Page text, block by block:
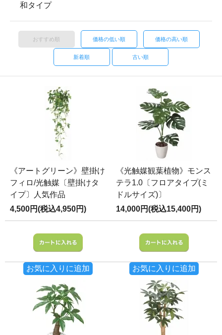
和タイプ
おすすめ順 価格の低い順 価格の高い順
新着順 古い順
《アートグリーン》壁掛け
フィロ/光触媒〔壁掛けタ
イプ〕人気作品
4,500円(税込4,950円)
お気に入りに追加
《光触媒観葉植物》モンス
テラ1.0〔フロアタイプ(ミ
ドルサイズ)〕
14,000円(税込15,400円)
お気に入りに追加